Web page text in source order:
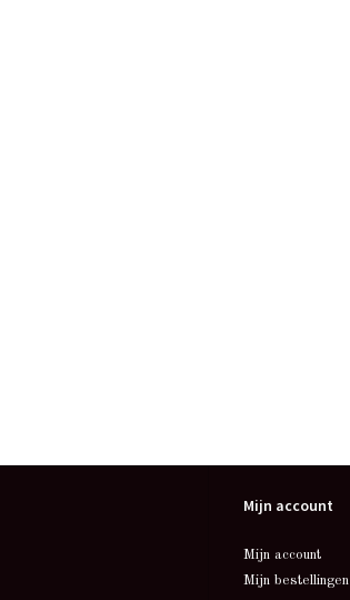
Mijn account
Mijn account
Mijn bestellingen